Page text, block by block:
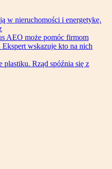
w nieruchomości i energetykę.
AEO może pomóc firmom
wskazuje kto na nich
plastiku. Rząd spóźnia się z